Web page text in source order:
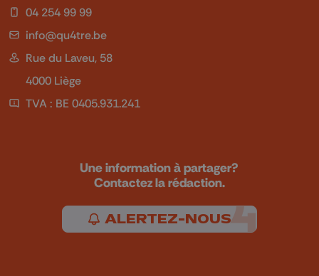
04 254 99 99
info@qu4tre.be
Rue du Laveu, 58
4000 Liège
TVA : BE 0405.931.241
Une information à partager?
Contactez la rédaction.
ALERTEZ-NOUS